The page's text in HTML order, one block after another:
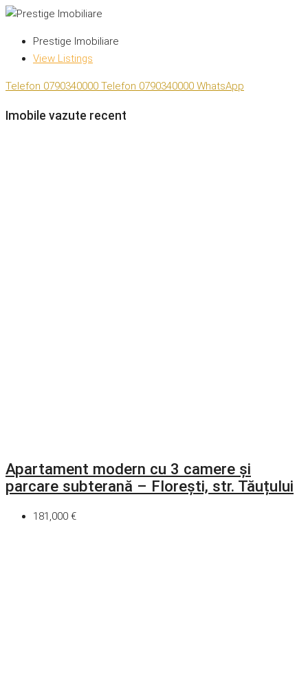
Prestige Imobiliare
View Listings
Telefon 0790340000 Telefon 0790340000 WhatsApp
Imobile vazute recent
Apartament modern cu 3 camere și
parcare subterană – Florești, str. Tăuțului
181,000 €